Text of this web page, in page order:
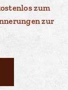
zum
zur